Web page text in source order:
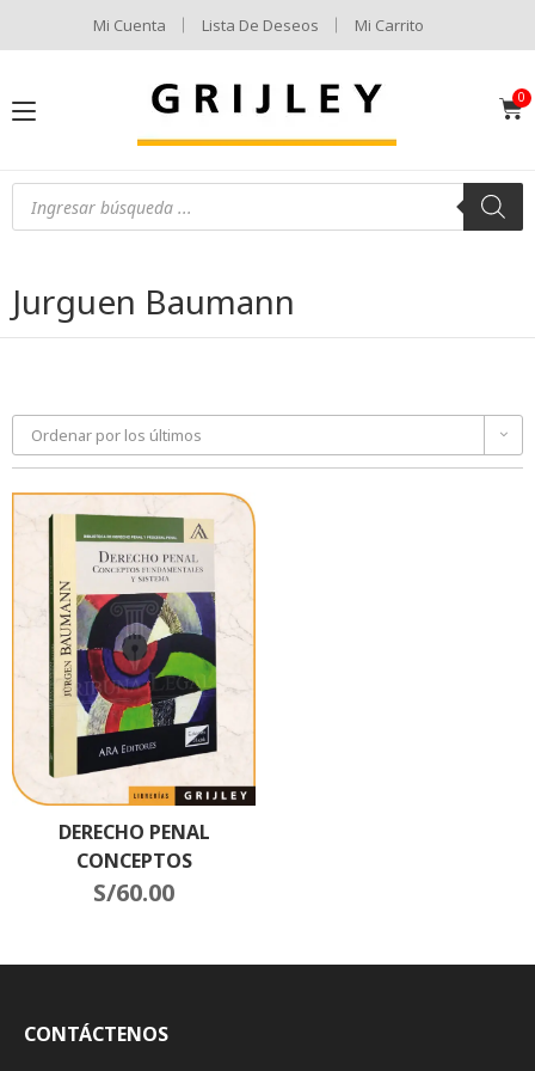
Mi Cuenta Lista De Deseos Mi Carrito
Jurguen Baumann
Ordenar por los últimos
DERECHO PENAL
CONCEPTOS
FUNDAMENTALES Y
S/60.00
CONTÁCTENOS